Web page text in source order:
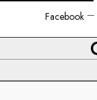
Facebook